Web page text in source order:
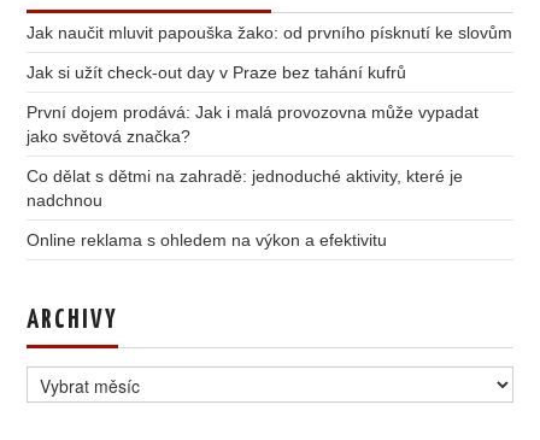
Jak naučit mluvit papouška žako: od prvního písknutí ke slovům
Jak si užít check-out day v Praze bez tahání kufrů
První dojem prodává: Jak i malá provozovna může vypadat
jako světová značka?
Co dělat s dětmi na zahradě: jednoduché aktivity, které je
nadchnou
Online reklama s ohledem na výkon a efektivitu
ARCHIVY